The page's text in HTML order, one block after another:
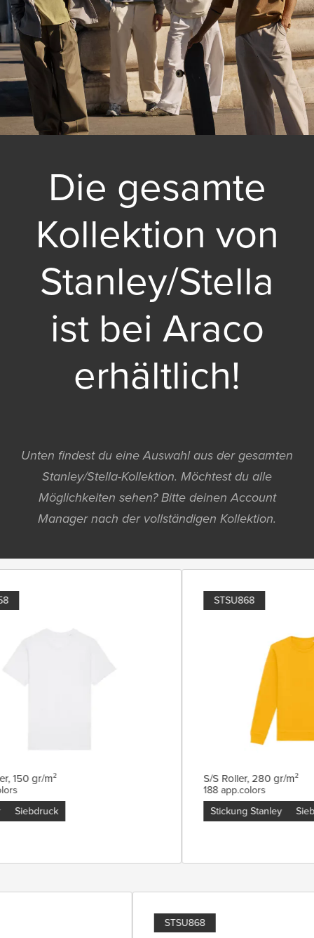
Die gesamte
Kollektion von
Stanley/Stella
ist bei Araco
erhältlich!
Unten findest du eine Auswahl aus der gesamten
Stanley/Stella-Kollektion. Möchtest du alle
Möglichkeiten sehen? Bitte deinen Account
Manager nach der vollständigen Kollektion.
150 gr/m²
Siebdruck
STSU868
S/S Roller, 280 gr/m²
188 app.colors
Stickung Stanley
STSU868